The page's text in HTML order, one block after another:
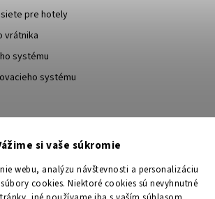
si vaše súkromie
webu, analýzu návštevnosti a personalizáciu
cookies. Niektoré cookies sú nevyhnutné
pre hotely
vrátnika
systému
systému